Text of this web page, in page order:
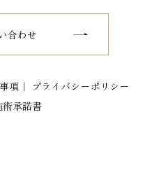
合わせ
項｜ プライバシーポリシー
術承諾書